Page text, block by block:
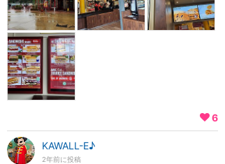
6
KAWALL-E♪
2年前に投稿